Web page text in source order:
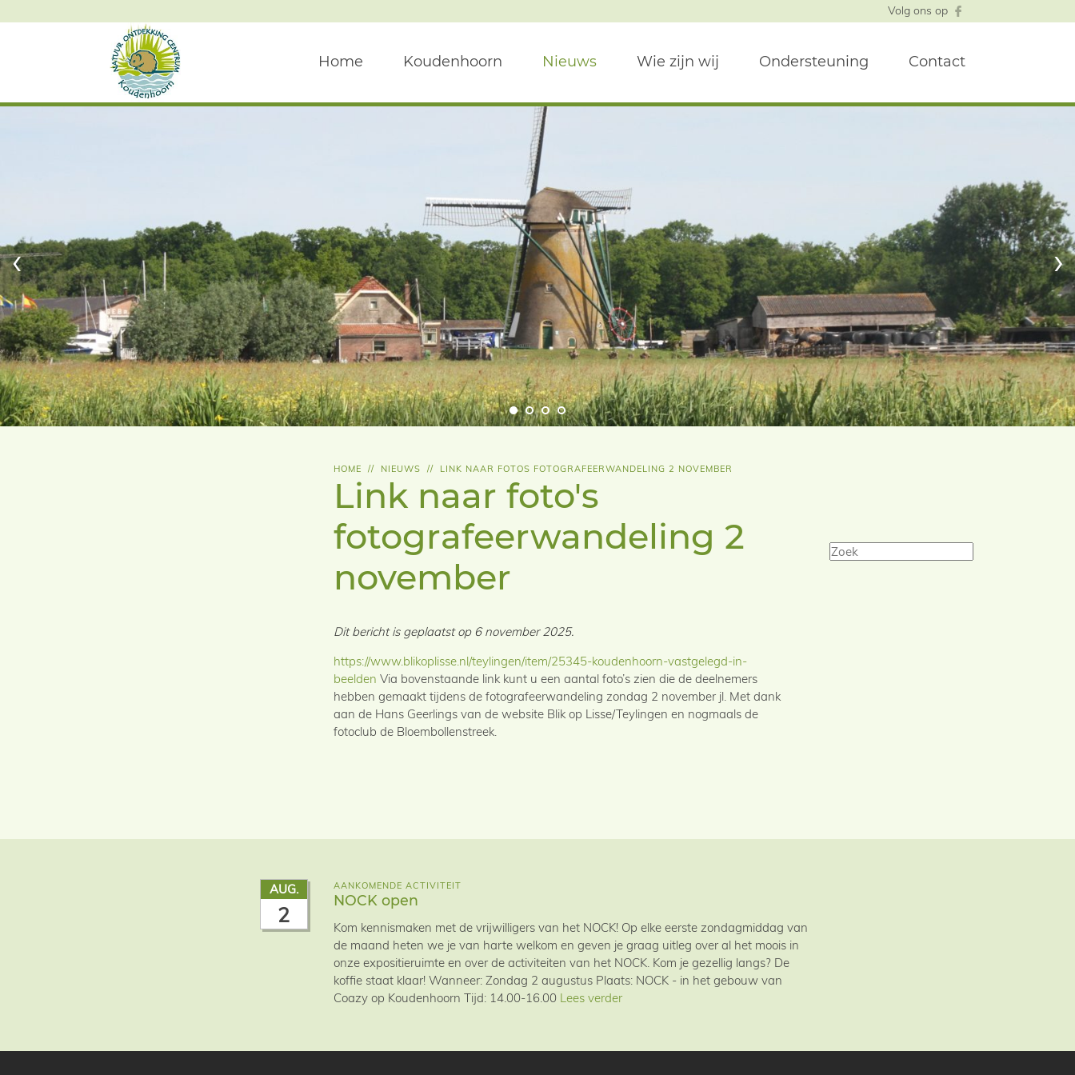
Volg ons op
Home Koudenhoorn Nieuws Wie zijn wij Ondersteuning Contact
‹ ›
HOME // NIEUWS // LINK NAAR FOTOS FOTOGRAFEERWANDELING 2 NOVEMBER
Link naar foto's
fotografeerwandeling 2
november
Dit bericht is geplaatst op 6 november 2025.
https://www.blikoplisse.nl/teylingen/item/25345-koudenhoorn-vastgelegd-in-
beelden Via bovenstaande link kunt u een aantal foto’s zien die de deelnemers
hebben gemaakt tijdens de fotografeerwandeling zondag 2 november jl. Met dank
aan de Hans Geerlings van de website Blik op Lisse/Teylingen en nogmaals de
fotoclub de Bloembollenstreek.
AUG.
2
AANKOMENDE ACTIVITEIT
NOCK open
Kom kennismaken met de vrijwilligers van het NOCK! Op elke eerste zondagmiddag van
de maand heten we je van harte welkom en geven je graag uitleg over al het moois in
onze expositieruimte en over de activiteiten van het NOCK. Kom je gezellig langs? De
koffie staat klaar! Wanneer: Zondag 2 augustus Plaats: NOCK - in het gebouw van
Coazy op Koudenhoorn Tijd: 14.00-16.00 Lees verder